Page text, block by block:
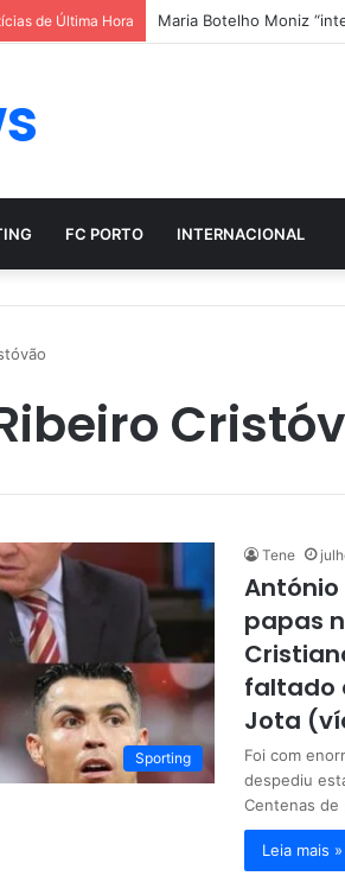
de Última Hora Maria Botelho Moniz
FC PORTO INTERNACIONAL
Sporting
Tene
António
papas
faltado
Jota
Foi com
despediu
Centenas
Leia mais »